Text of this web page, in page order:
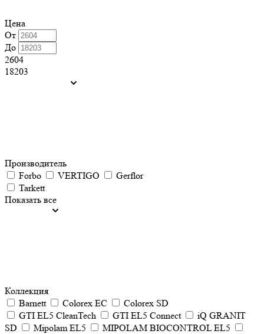
Цена
От
До
2604
18203
Производитель
Forbo
VERTIGO
Gerflor
Tarkett
Показать все
Коллекция
Barnett
Colorex EC
Colorex SD
GTI EL5 CleanTech
GTI EL5 Connect
iQ GRANIT
SD
Mipolam EL5
MIPOLAM BIOCONTROL EL5